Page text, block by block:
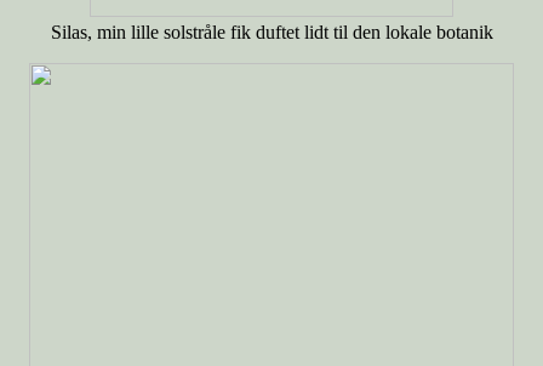
Silas, min lille solstråle fik duftet lidt til den lokale botanik